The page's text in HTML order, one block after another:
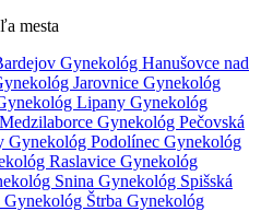
mesta
Gynekológ Hanušovce nad
Jarovnice Gynekológ
Lipany Gynekológ
Gynekológ Pečovská
Gynekológ Podolínec Gynekológ
Raslavice Gynekológ
Snina Gynekológ Spišská
Gynekológ Štrba Gynekológ